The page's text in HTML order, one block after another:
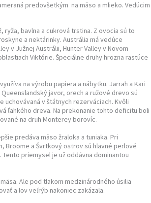
predovšetkým na mäso a mlieko. Vedúcim
bavlna a cukrová trstina. Z ovocia sú to
a nektárinky. Austrália má vedúce
v Južnej Austrálii, Hunter Valley v Novom
Viktórie. Špeciálne druhy hrozna rastúce
na výrobu papiera a nábytku. Jarrah a Kari
javor, orech a ružové drevo sú
v štátnych rezerváciach. Kvôli
ľahkého dreva. Na prekonanie tohto deficitu boli
na druh Monterey borovíc.
predáva mäso žraloka a tuniaka. Pri
Broome a Švrtkový ostrov sú hlavné perlové
priemysel je už oddávna dominantou
Ale pod tlakom medzinárodného úsilia
a lov veľrýb nakoniec zakázala.